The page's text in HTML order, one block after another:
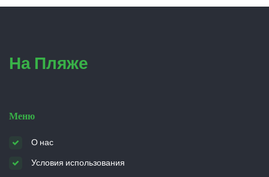
На Пляже
Меню
О нас
Условия использования